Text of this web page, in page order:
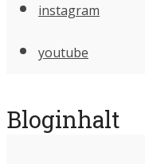
instagram
youtube
Bloginhalt